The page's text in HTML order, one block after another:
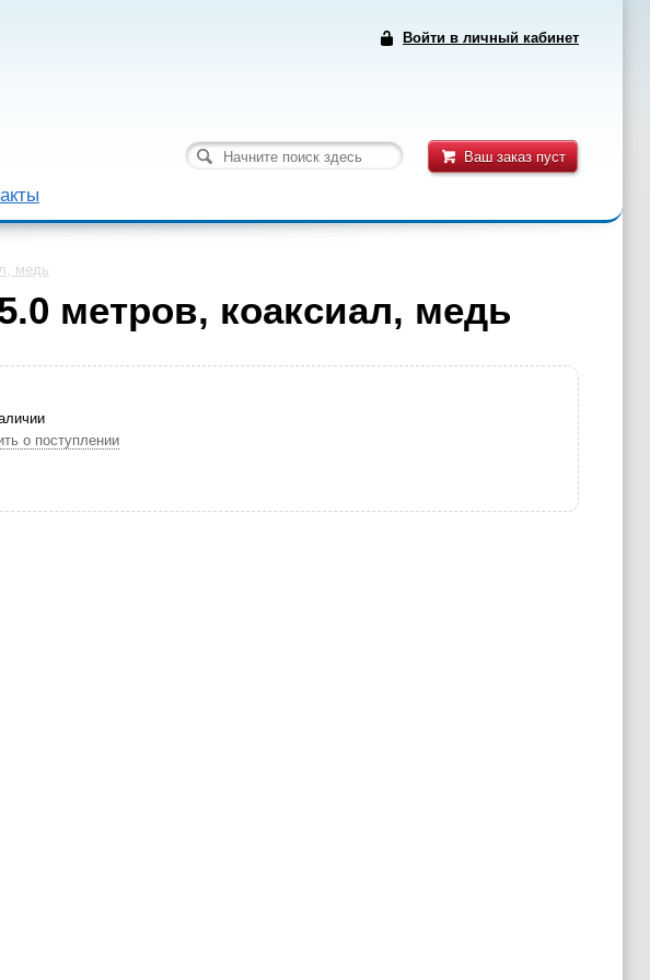
Войти в личный кабинет
Ваш заказ пуст
медь
метров, коаксиал, медь
о поступлении